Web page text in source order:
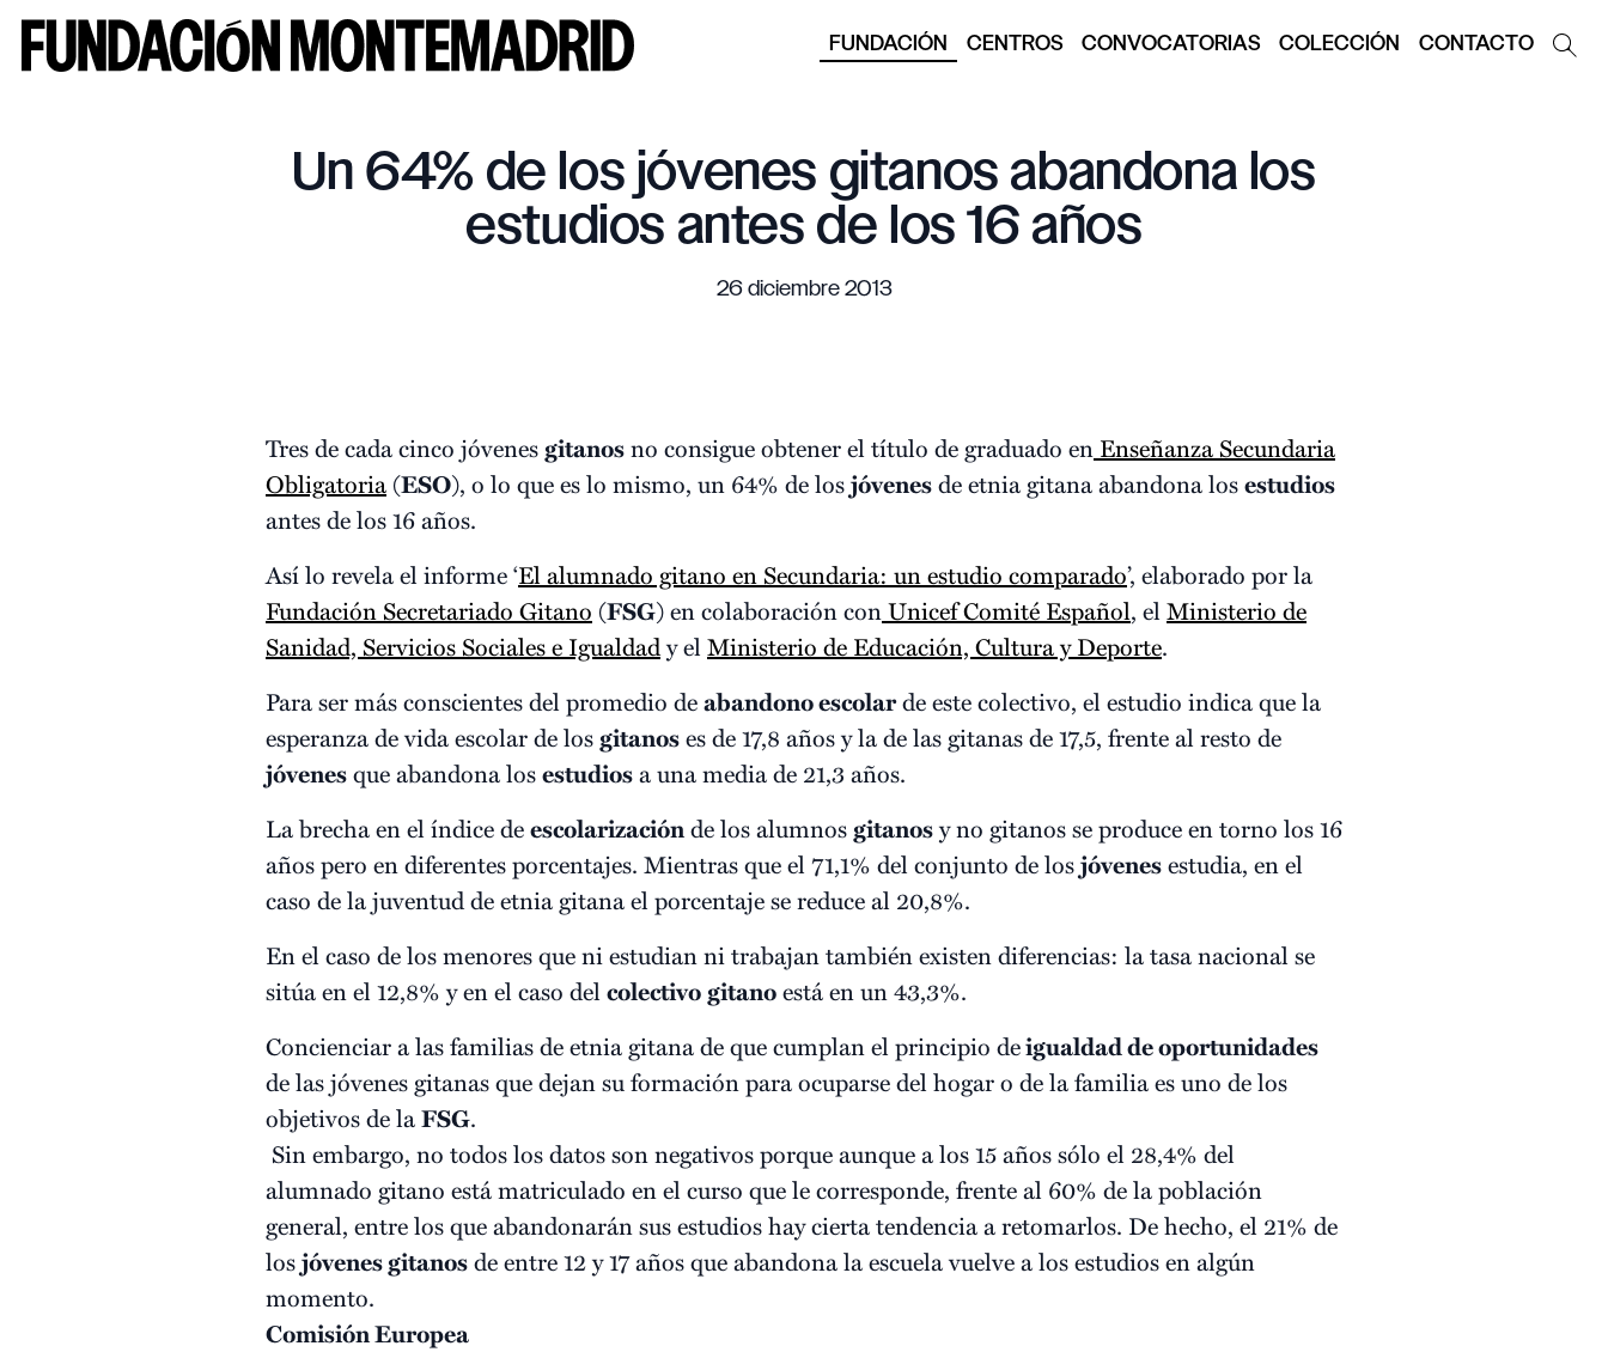
FUNDACIÓN CENTROS CONVOCATORIAS COLECCIÓN CONTACTO
Un 64% de los jóvenes gitanos abandona los
estudios antes de los 16 años
26 diciembre 2013
Tres de cada cinco jóvenes gitanosno consigue obtener el título de graduado en Enseñanza Secundaria
Obligatoria (ESO), o lo que es lo mismo, un 64% de losjóvenesde etnia gitana abandona losestudios
antes de los 16 años.
Así lo revela el informe ‘El alumnado gitano en Secundaria: un estudio comparado’, elaborado por la
Fundación Secretariado Gitano (FSG) en colaboración conUnicef Comité Español, elMinisterio de
Sanidad, Servicios Sociales e Igualdady elMinisterio de Educación, Cultura y Deporte.
Para ser más conscientes del promedio deabandono escolarde este colectivo, el estudio indica que la
esperanza de vida escolar de los gitanoses de 17,8 años y la de las gitanas de 17,5, frente al resto de
jóvenesque abandona losestudiosa una media de 21,3 años.
La brecha en el índice deescolarizaciónde los alumnos gitanosy no gitanos se produce en torno los 16
años pero en diferentes porcentajes. Mientras que el 71,1% del conjunto de losjóvenesestudia, en el
caso de la juventud de etnia gitana el porcentaje se reduce al 20,8%.
En el caso de los menores que ni estudian ni trabajan también existen diferencias: la tasa nacional se
sitúa en el 12,8% y en el caso delcolectivo gitanoestá en un 43,3%.
Concienciar a las familias de etnia gitana de que cumplan el principio deigualdad de oportunidades
de las jóvenes gitanas que dejan su formación para ocuparse del hogar o de la familia es uno de los
objetivos de laFSG.
Sin embargo, no todos los datos son negativos porque aunque a los 15 años sólo el 28,4% del
alumnado gitano está matriculado en el curso que le corresponde, frente al 60% de la población
general, entre los que abandonarán sus estudios hay cierta tendencia a retomarlos. De hecho, el 21% de
losjóvenes gitanosde entre 12 y 17 años que abandona la escuela vuelve a los estudios en algún
momento.
Comisión Europea